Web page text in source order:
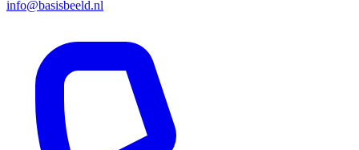
info@basisbeeld.nl